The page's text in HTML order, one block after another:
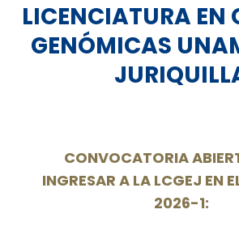
LICENCIATURA EN
GENÓMICAS
CONVOCATORIA
INGRESAR A LA LCGEJ EN
2026-1: